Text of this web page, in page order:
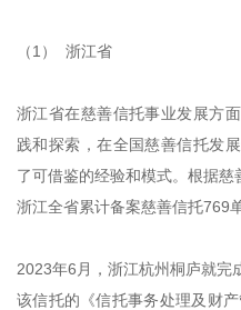
（1） 浙江省
浙江省在慈善信托事业发展方
践和探索，在全国慈善信托发
了可借鉴的经验和模式。根据慈
浙江全省累计备案慈善信托769
2023年6月，浙江杭州桐庐就完
该信托的《信托事务处理及财